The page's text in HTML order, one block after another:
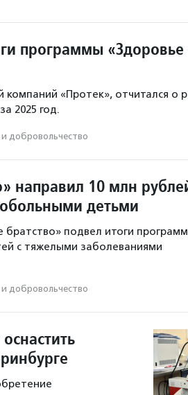
программы
«Протек», отчитался о
2025 год.
доброволь­чест­во
направил 10 млн
детьми
подвел итоги
с тяжелыми заболеваниями
доброволь­чест­во